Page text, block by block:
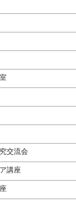
交流会
講座